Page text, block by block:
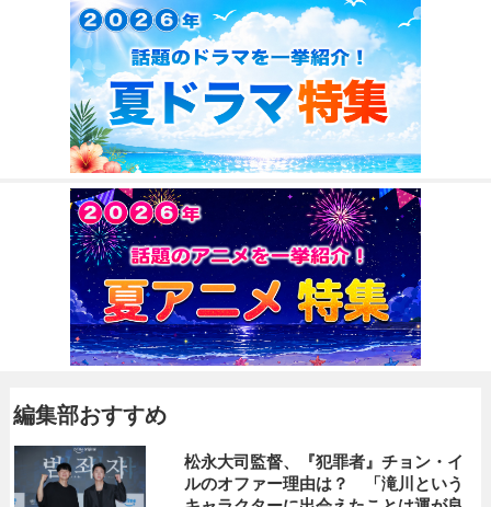
編集部おすすめ
松永大司監督、『犯罪者』チョン・イ
ルのオファー理由は？ 「滝川という